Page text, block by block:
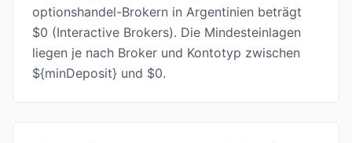
optionshandel-Brokern in Argentinien beträgt
$0 (Interactive Brokers). Die Mindesteinlagen
liegen je nach Broker und Kontotyp zwischen
${minDeposit} und $0.